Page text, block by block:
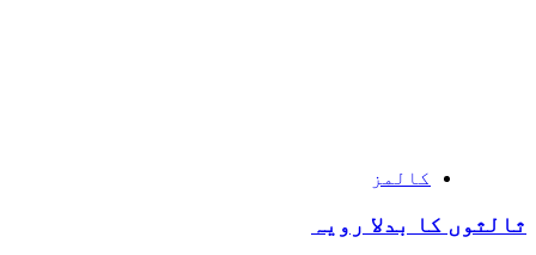
کالمز
ثالثوں کا بدلا رویہ